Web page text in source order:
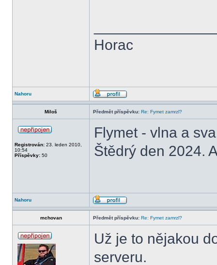
Horac
Nahoru
Miloš Předmět příspěvku: Re: Fymet zamrzl?
Registrován: 23. leden 2010,
10:54
Příspěvky: 50
Flymet - vlna a
Štědrý den 2024.
Nahoru
mchovan Předmět příspěvku: Re: Fymet zamrzl?
Už je to nějakou
serveru.